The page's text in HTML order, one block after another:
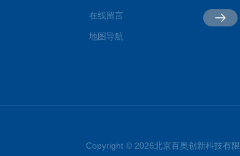
在线留言
地图导航
Copyright © 2026北京百奥创新科技有